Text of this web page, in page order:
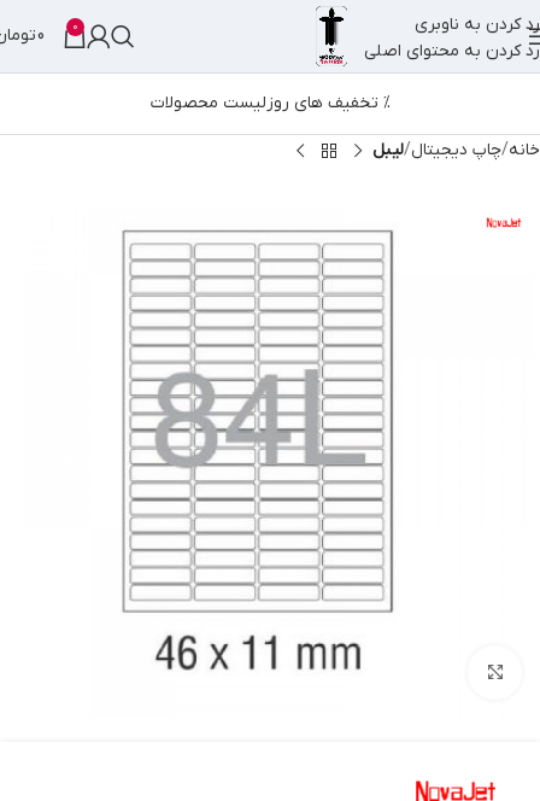
رد کردن به ناوبری
رد کردن به محتوای اصلی
0
0
% تخفیف های روزلیست محصولات
خانه چاپ دیجیتال لیبل